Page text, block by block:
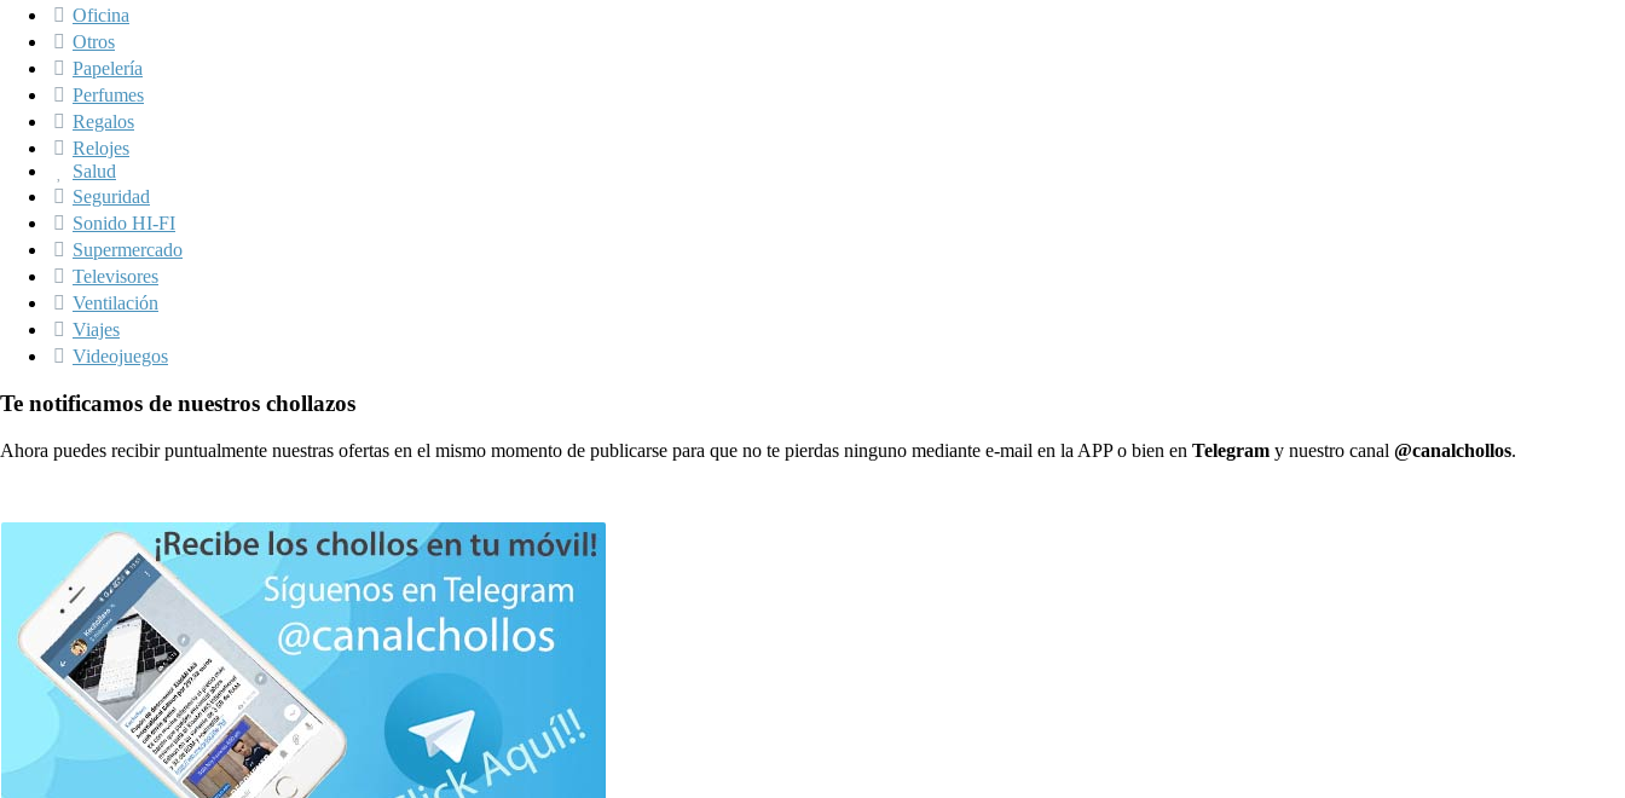
Oficina
Otros
Papelería
Perfumes
Regalos
Relojes
Salud
Seguridad
Sonido HI-FI
Supermercado
Televisores
Ventilación
Viajes
Videojuegos
Te notificamos de nuestros chollazos
Ahora puedes recibir puntualmente nuestras ofertas en el mismo momento de publicarse para que no te pierdas ninguno mediante e-mail en la APP o bien en Telegram y nuestro canal @canalchollos.